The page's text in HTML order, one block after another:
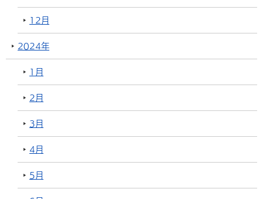
12月
2024年
1月
2月
3月
4月
5月